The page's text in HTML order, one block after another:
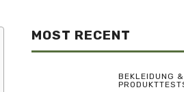
MOST RECENT
BEKLEIDUNG